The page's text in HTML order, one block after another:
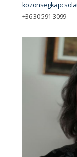
+36 30 591-3099